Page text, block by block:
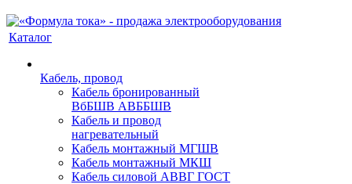
Каталог
Кабель, провод
Кабель бронированный
ВбБШВ АВББШВ
Кабель и провод
нагревательный
Кабель монтажный МГШВ
Кабель монтажный МКШ
Кабель силовой АВВГ ГОСТ